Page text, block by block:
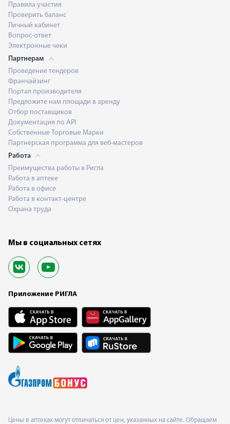
Правила участия
Проверить баланс
Личный кабинет
Вопрос-ответ
Электронные чеки
Партнерам
Проведение тендеров
Франчайзинг
Портал производителя
Предложите нам площади в аренду
Отбор поставщиков
Документация по API
Собственные Торговые Марки
Партнерская программа для веб-мастеров
Работа
Преимущества работы в Ригла
Работа в аптеке
Работа в офисе
Работа в контакт-центре
Охрана труда
Мы в социальных сетях
Приложение РИГЛА
Цены в аптеках могут отличаться от цен, указанных на сайте. Обращаем